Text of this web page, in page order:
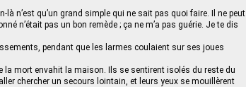
n’est qu’un grand simple qui ne sait pas quoi faire. Il ne peut
n’était pas un bon remède ; ça ne m’a pas guérie. Je te dis
pendant que les larmes coulaient sur ses joues
la mort envahit la maison. Ils se sentirent isolés du reste du
chercher un secours lointain, et leurs yeux se mouillèrent